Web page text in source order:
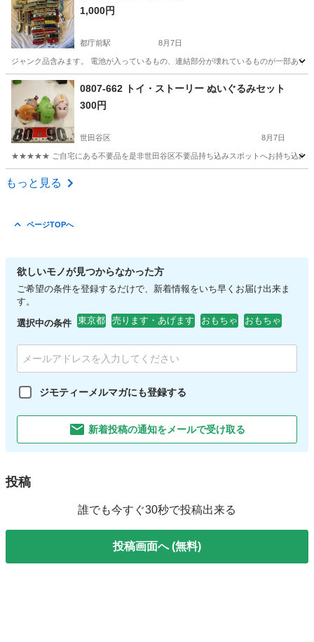
1,000円
都庁前駅 8月7日
ジャンク品含みます。 電池が入っているもの、連結部分が壊れているものが一部あ
東京 新宿区 おもちゃ プラレール
0807-662 トイ・ストーリー ぬいぐるみセット
300円
世田谷区 8月7日
★★★★★ ご自宅にある不要品を是非世田谷区不要品持ち込みスポットへお持ち込みし
東京 世田谷区
もっと見る
ページTOPへ
欲しいモノが見つからなかった方
ご希望の条件を登録するだけで、新着情報をいち早くお届け出来ま
す。
選択中の条件 東京都 売ります・あげます おもちゃ おもちゃ
ジモティーメルマガにも登録する
新着投稿の通知をメールで受け取る
投稿
誰でも今すぐ30秒で投稿出来る
投稿画面へ (無料)